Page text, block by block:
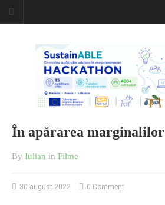
În apărarea marginalilor
By Iulian in Filme
30 august 2022 0 Comment